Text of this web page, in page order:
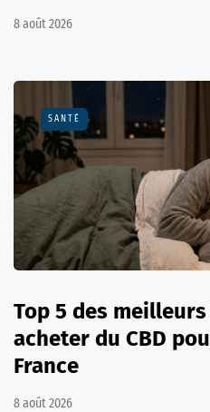
8 août 2026
SANTÉ
Top 5 des
acheter du CBD
France
8 août 2026